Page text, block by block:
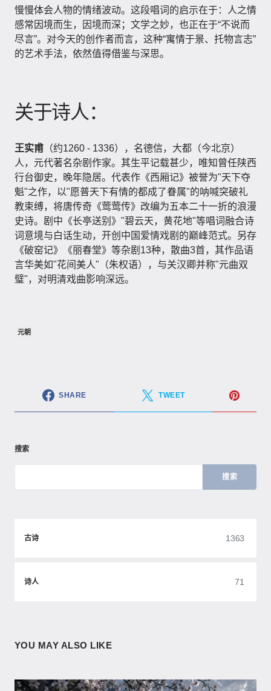
慢慢体会人物的情绪波动。这段唱词的启示在于：人之情
感常因境而生，因境而深；文学之妙，也正在于“不说而
尽言”。对今天的创作者而言，这种“寓情于景、托物言志”
的艺术手法，依然值得借鉴与深思。
关于诗人：
王实甫 （约1260 - 1336），名德信，大都（今北京）
人，元代著名杂剧作家。其生平记载甚少，唯知曾任陕西
行台御史，晚年隐居。代表作《西厢记》被誉为"天下夺
魁"之作，以"愿普天下有情的都成了眷属"的呐喊突破礼
教束缚，将唐传奇《莺莺传》改编为五本二十一折的浪漫
史诗。剧中《长亭送别》"碧云天，黄花地"等唱词融合诗
词意境与白话生动，开创中国爱情戏剧的巅峰范式。另存
《破窑记》《丽春堂》等杂剧13种，散曲3首，其作品语
言华美如"花间美人"（朱权语），与关汉卿并称"元曲双
璧"，对明清戏曲影响深远。
元朝
SHARE TWEET
搜索
搜索
古诗 1363
诗人 71
YOU MAY ALSO LIKE